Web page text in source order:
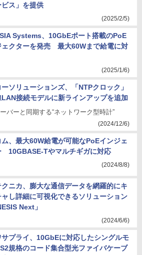
ス」を提供
(2025/2/5)
Systems、10GbEポート搭載のPoE
ェクターを発売 最大60Wまで給電に対
(2025/1/6)
ソリューションズ、「NTPクロック」
接続モデルに新ラインアップを追加
バーと同期する“ネットワーク型時計”
(2024/12/6)
ム、最大60W給電が可能なPoEインジェ
10GBASE-Tやマルチギガに対応
(2024/8/8)
ニカ、膨大な通信データを網羅的にキ
ャし詳細に可視化できるソリューション
Next」
(2024/6/6)
プライ、10GbEに対応したシングルモ
規格のコード集合型光ファイバケーブ